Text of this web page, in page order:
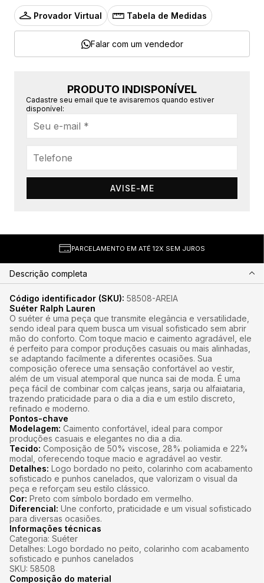
Provador Virtual Tabela de Medidas
Falar com um vendedor
PRODUTO INDISPONÍVEL
Cadastre seu email que te avisaremos quando estiver
disponível:
AVISE-ME
PARCELAMENTO EM ATÉ 12X SEM JUROS
Descrição completa
Código identificador (SKU): 58508-AREIA
Suéter Ralph Lauren
O suéter é uma peça que transmite elegância e versatilidade,
sendo ideal para quem busca um visual sofisticado sem abrir
mão do conforto. Com toque macio e caimento agradável, ele
é perfeito para compor produções casuais ou mais alinhadas,
se adaptando facilmente a diferentes ocasiões. Sua
composição oferece uma sensação confortável ao vestir,
além de um visual atemporal que nunca sai de moda. É uma
peça fácil de combinar com calças jeans, sarja ou alfaiataria,
trazendo praticidade para o dia a dia e um estilo discreto,
refinado e moderno.
Pontos-chave
Modelagem: Caimento confortável, ideal para compor
produções casuais e elegantes no dia a dia.
Tecido: Composição de 50% viscose, 28% poliamida e 22%
modal, oferecendo toque macio e agradável ao vestir.
Detalhes: Logo bordado no peito, colarinho com acabamento
sofisticado e punhos canelados, que valorizam o visual da
peça e reforçam seu estilo clássico.
Cor: Preto com símbolo bordado em vermelho.
Diferencial: Une conforto, praticidade e um visual sofisticado
para diversas ocasiões.
Informações técnicas
Categoria: Suéter
Detalhes: Logo bordado no peito, colarinho com acabamento
sofisticado e punhos canelados
SKU: 58508
Composição do material